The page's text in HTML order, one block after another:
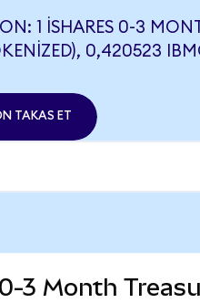
1 ISHARES 0-3
0,420523
TAKAS ET
3 Month